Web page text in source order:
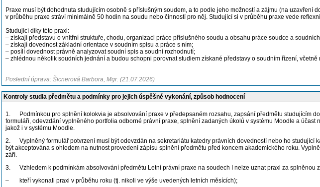
Praxe musí být dohodnuta studujícím osobně s příslušným soudem, a to podle jeho možností a zájmu (na
v průběhu praxe stráví minimálně 50 hodin na soudu nebo činností pro něj. Studující si v průběhu praxe vede
Studující díky této praxi:
– získají představu o vnitřní struktuře, chodu, organizaci práce příslušného soudu a obsahu práce soudce a
– získají dovednost základní orientace v soudním spisu a práce s ním;
– posílí dovednost právně analyzovat soudní spis a soudní rozhodnutí;
– zhlédnou několik soudních jednání a budou schopni porovnat studiem získané představy o soudním řízení,
Poslední úprava: Šicnerová Barbora, Mgr. (21.07.2026)
Kontroly studia předmětu a podmínky pro jejich úspěšné vykonání, způsob hodnocení
1. Podmínkou pro splnění kolokvia je absolvování praxe v předepsaném rozsahu, zapsání předmětu studujícím
formuláři, odevzdání vyplněného portfolia odborné právní praxe, splnění zadaných úkolů v systému Moodle a
jakož i v systému Moodle.
2. Vyplněný formulář potvrzení musí být odevzdán na sekretariátu katedry právních dovedností nebo ho studující
být akceptována s ohledem na nutnost provedení zápisu splnění předmětu před koncem akademického roku.
září.
3. Vzhledem k podmínkám absolvování předmětu Letní právní praxe na soudech I nelze uznat praxi za splněnou
– kteří vykonali praxi v průběhu roku (tj. nikoli ve výše uvedených letních měsících);